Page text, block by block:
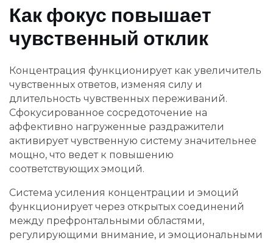
Как фокус повышает
чувственный отклик
Концентрация функционирует как увеличитель
чувственных ответов, изменяя силу и
длительность чувственных переживаний.
Сфокусированное сосредоточение на
аффективно нагруженные раздражители
активирует чувственную систему значительнее
мощно, что ведет к повышению
соответствующих эмоций.
Система усиления концентрации и эмоций
функционирует через открытых соединений
между префронтальными областями,
регулирующими внимание, и эмоциональными